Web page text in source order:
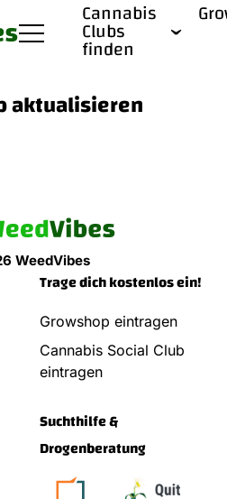
Cannabis
Clubs
finden
aktualisieren
WeedVibes
Trage dich kostenlos ein!
Growshop eintragen
Cannabis Social Club
eintragen
Suchthilfe &
Drogenberatung